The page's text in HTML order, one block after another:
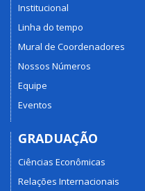
Institucional
Linha do tempo
Mural de Coordenadores
Nossos Números
Equipe
Eventos
GRADUAÇÃO
Ciências Econômicas
Relações Internacionais